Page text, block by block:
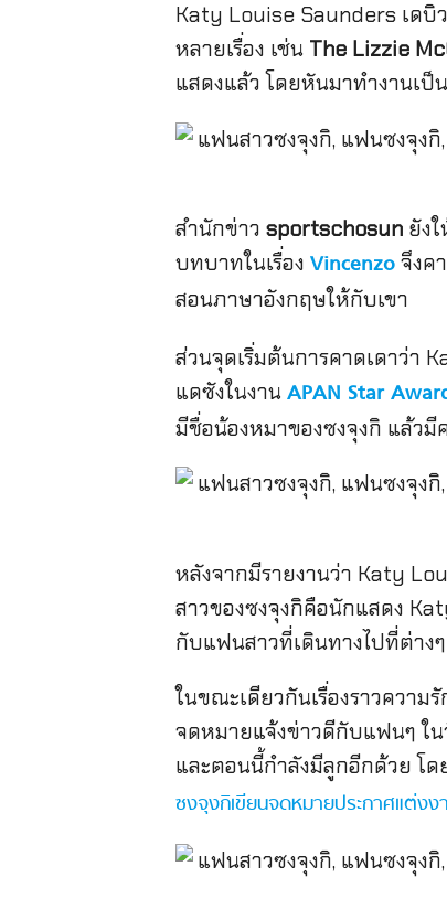
Katy Louise Saunders เด
หลายเรื่อง เช่น The Lizzie
แสดงแล้ว โดยหันมาทำงานเ
สำนักข่าว sportschosunยังใ
บทบาทในเรื่อง Vincenzoจึงค
สอนภาษาอังกฤษให้กับเขา
ส่วนจุดเริ่มต้นการคาดเดาว่า
แดซังในงาน APAN Star
มีชื่อน้องหมาของซงจุงกิ แล้ว
หลังจากมีรายงานว่า Katy
สาวของซงจุงกิคือนักแสดง
กับแฟนสาวที่เดินทางไปที่ต่าง
ในขณะเดียวกันเรื่องราวความ
จดหมายแจ้งข่าวดีกับแฟนๆ ใ
และตอนนี้กำลังมีลูกอีกด้วย โด
ซงจุงกิเขียนจดหมายประกาศแต่งง